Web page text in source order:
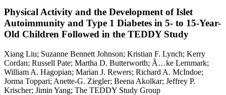
Physical Activity and the Development of Islet
Autoimmunity and Type 1 Diabetes in 5- to 15-Year-
Old Children Followed in the TEDDY Study
Xiang Liu; Suzanne Bennett Johnson; Kristian F. Lynch; Kerry
Cordan; Russell Pate; Martha D. Butterworth; Ã…ke Lernmark;
William A. Hagopian; Marian J. Rewers; Richard A. McIndoe;
Jorma Toppari; Anette-G. Ziegler; Beena Akolkar; Jeffrey P.
Krischer; Jimin Yang; The TEDDY Study Group